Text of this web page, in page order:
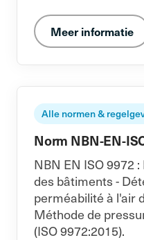
Meer informatie
Alle normen &
Norm NBN-EN-
NBN EN ISO 9972
des bâtiments -
perméabilité à l'air
Méthode de
(ISO 9972:2015).